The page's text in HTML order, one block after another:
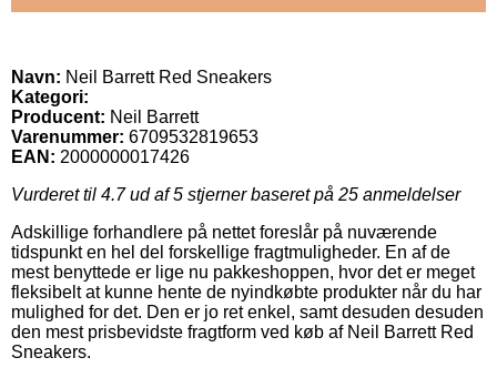
Navn: Neil Barrett Red Sneakers
Kategori:
Producent: Neil Barrett
Varenummer: 6709532819653
EAN: 2000000017426
Vurderet til 4.7ud af 5 stjerner baseret på 25 anmeldelser
Adskillige forhandlere på nettet foreslår på nuværende
tidspunkt en hel del forskellige fragtmuligheder. En af de
mest benyttede er lige nu pakkeshoppen, hvor det er meget
fleksibelt at kunne hente de nyindkøbte produkter når du har
mulighed for det. Den er jo ret enkel, samt desuden desuden
den mest prisbevidste fragtform ved køb af Neil Barrett Red
Sneakers.